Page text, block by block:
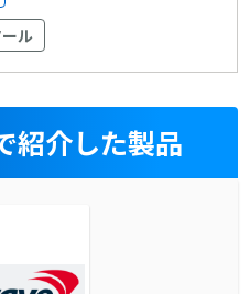
ル
紹介した製品